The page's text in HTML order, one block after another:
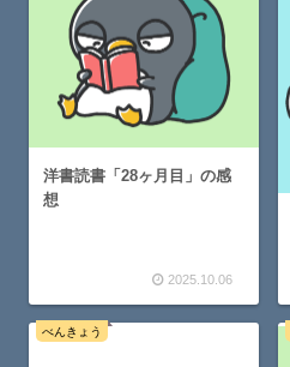
洋書読書「28ヶ月目」の感
想
2025.10.06
べんきょう